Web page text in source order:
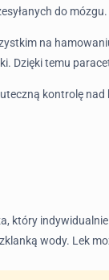
do
na
temu
kontrolę
który
wody. Lek